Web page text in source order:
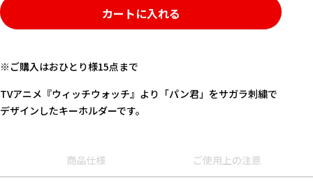
カートに入れる
※ご購入はおひとり様15点まで
TVアニメ『ウィッチウォッチ』より「パン君」をサガラ刺繍で
デザインしたキーホルダーです。
商品仕様 ご使用上の注意
キーワード